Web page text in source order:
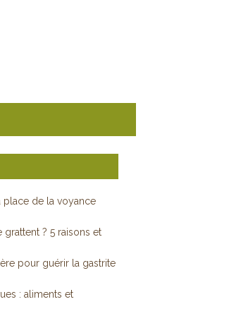
place de la voyance
? 5 raisons et
pour guérir la gastrite
: aliments et